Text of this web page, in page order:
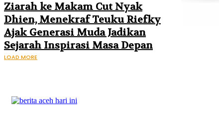
Ziarah ke Makam Cut Nyak
Dhien, Menekraf Teuku Riefky
Ajak Generasi Muda Jadikan
Sejarah Inspirasi Masa Depan
LOAD MORE